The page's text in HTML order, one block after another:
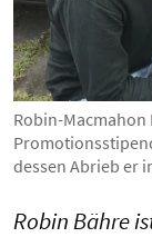
Robin-Macmahon
dessen Abrieb er
Robin Bähre